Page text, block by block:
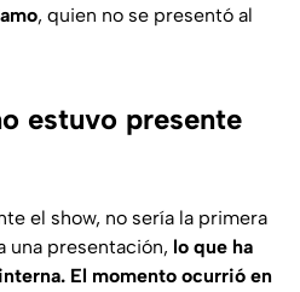
, quien no se presentó al
estuvo presente
el show, no sería la primera
una presentación, lo que ha
El momento ocurrió en